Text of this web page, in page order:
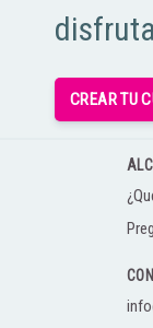
CREAR TU